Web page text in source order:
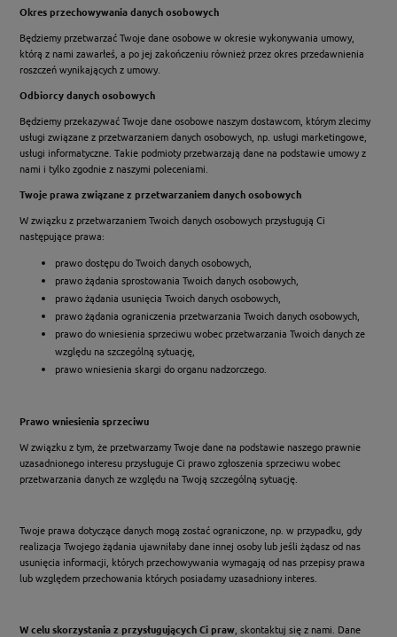
Okres przechowywania danych osobowych
Będziemy przetwarzać Twoje dane osobowe w okresie wykonywania umowy,
którą z nami zawarłeś, a po jej zakończeniu również przez okres przedawnienia
roszczeń wynikających z umowy.
Odbiorcy danych osobowych
Będziemy przekazywać Twoje dane osobowe naszym dostawcom, którym zlecimy
usługi związane z przetwarzaniem danych osobowych, np. usługi marketingowe,
usługi informatyczne. Takie podmioty przetwarzają dane na podstawie umowy z
nami i tylko zgodnie z naszymi poleceniami.
Twoje prawa związane z przetwarzaniem danych osobowych
W związku z przetwarzaniem Twoich danych osobowych przysługują Ci
następujące prawa:
prawo dostępu do Twoich danych osobowych,
prawo żądania sprostowania Twoich danych osobowych,
prawo żądania usunięcia Twoich danych osobowych,
prawo żądania ograniczenia przetwarzania Twoich danych osobowych,
prawo do wniesienia sprzeciwu wobec przetwarzania Twoich danych ze
względu na szczególną sytuację,
prawo wniesienia skargi do organu nadzorczego.
Prawo wniesienia sprzeciwu
W związku z tym, że przetwarzamy Twoje dane na podstawie naszego prawnie
uzasadnionego interesu przysługuje Ci prawo zgłoszenia sprzeciwu wobec
przetwarzania danych ze względu na Twoją szczególną sytuację.
Twoje prawa dotyczące danych mogą zostać ograniczone, np. w przypadku, gdy
realizacja Twojego żądania ujawniłaby dane innej osoby lub jeśli żądasz od nas
usunięcia informacji, których przechowywania wymagają od nas przepisy prawa
lub względem przechowania których posiadamy uzasadniony interes.
W celu skorzystania z przysługujących Ci praw , skontaktuj się z nami. Dane